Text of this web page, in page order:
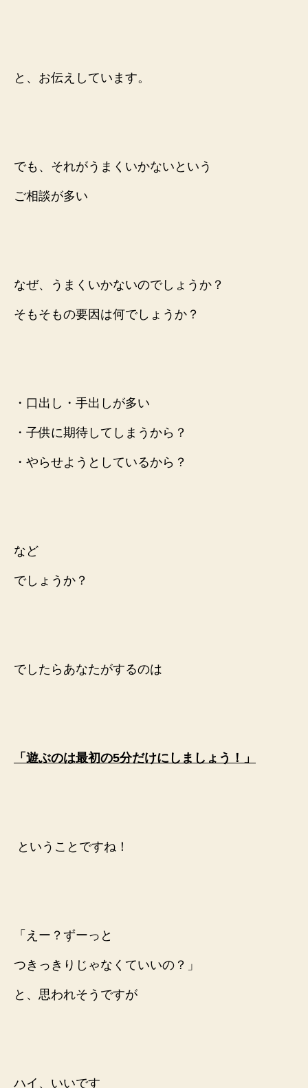
と、お伝えしています。
でも、それがうまくいかないという
ご相談が多い
なぜ、うまくいかないのでしょうか？
そもそもの要因は何でしょうか？
・ 口出し・手出しが多い
・ 子供に期待してしまうから？
・ やらせようとしているから？
など
でしょうか？
でしたらあなたがするのは
「遊ぶのは最初の5分だけにしましょう！」
ということですね！
「えー？ずーっと
つきっきりじゃなくていいの？」
と、思われそうですが
ハイ、いいです